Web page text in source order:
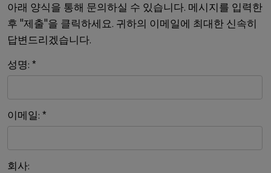
작업장 솔루션
C-파트 정보
아래 양식을 통해 문의하실 수 있습니다. 메시지를 입력한
후 "제출"을 클릭하세요. 귀하의 이메일에 최대한 신속히
답변드리겠습니다.
성명: *
이메일: *
회사: